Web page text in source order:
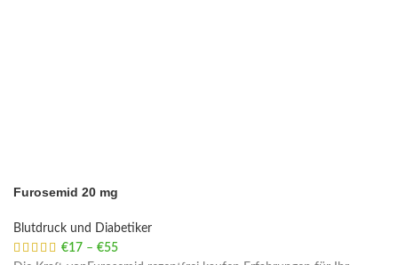
Furosemid 20 mg
Blutdruck und Diabetiker
€17 – €55